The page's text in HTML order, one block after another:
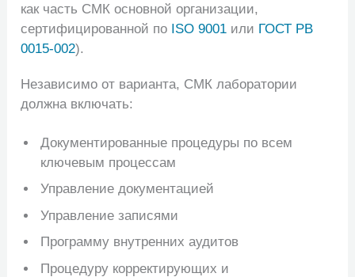
как часть СМК основной организации,
сертифицированной по ISO 9001 или ГОСТ РВ
0015-002).
Независимо от варианта, СМК лаборатории
должна включать:
Документированные процедуры по всем
ключевым процессам
Управление документацией
Управление записями
Программу внутренних аудитов
Процедуру корректирующих и